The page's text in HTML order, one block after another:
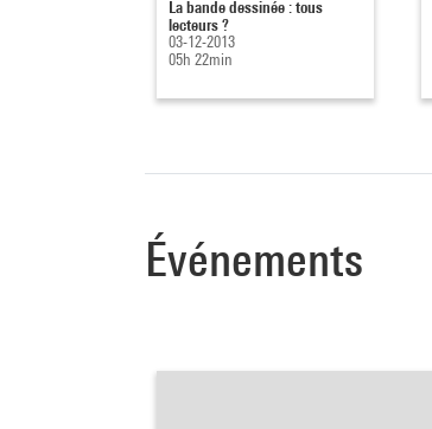
La bande dessinée : tous
lecteurs ?
03-12-2013
05h 22min
Événements